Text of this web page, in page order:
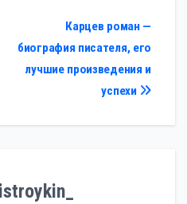
Карцев роман —
биография писателя, его
лучшие произведения и
успехи